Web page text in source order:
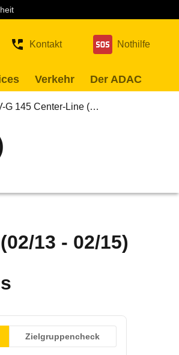
Kontakt Nothilfe
Verkehr Der ADAC
G 145 Center-Line (…
13 - 02/15)
Zielgruppencheck